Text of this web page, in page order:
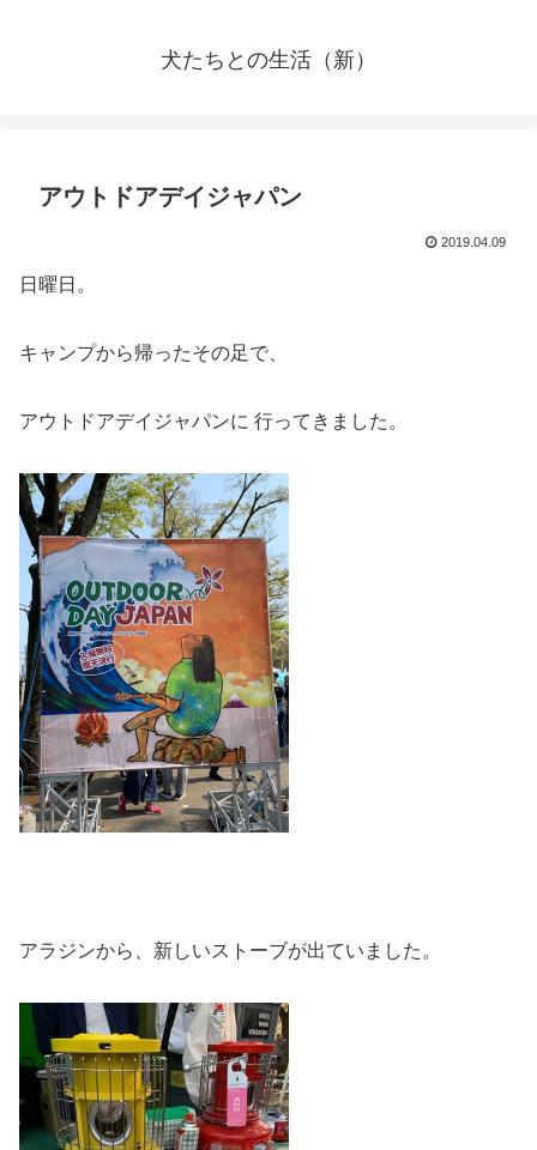
犬たちとの生活（新）
アウトドアデイジャパン
2019.04.09
日曜日。
キャンプから帰ったその足で、
アウトドアデイジャパンに 行ってきました。
アラジンから、新しいストーブが出ていました。